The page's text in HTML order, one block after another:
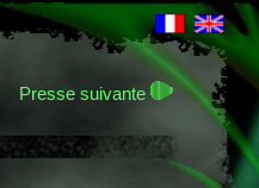
Presse suivante